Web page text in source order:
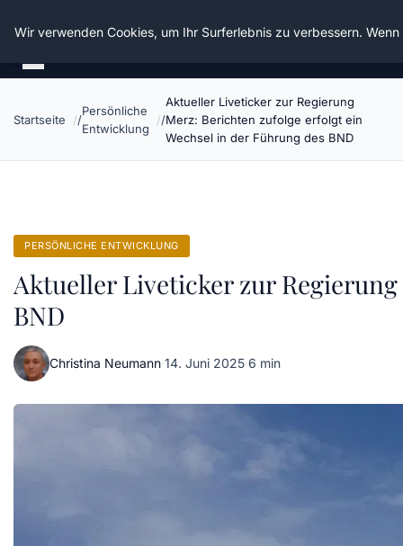
Die Schnitter
Startseite
Persönliche
Entwicklung
Aktueller Liveticker zur Regierung
Merz: Berichten zufolge erfolgt ein
Wechsel in der Führung des BND
PERSÖNLICHE ENTWICKLUNG
Aktueller Liveticker zur
BND
Christina Neumann·14. Juni 2025·6 min
Wir verwenden Cookies, um Ihr Surferlebnis zu verbessern.